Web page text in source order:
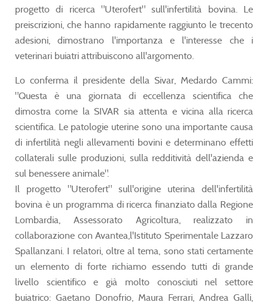
progetto di ricerca "Uterofert" sull'infertilità bovina. Le
preiscrizioni, che hanno rapidamente raggiunto le trecento
adesioni, dimostrano l'importanza e l'interesse che i
veterinari buiatri attribuiscono all'argomento.
Lo conferma il presidente della Sivar, Medardo Cammi:
"Questa è una giornata di eccellenza scientifica che
dimostra come la SIVAR sia attenta e vicina alla ricerca
scientifica. Le patologie uterine sono una importante causa
di infertilità negli allevamenti bovini e determinano effetti
collaterali sulle produzioni, sulla redditività dell'azienda e
sul benessere animale".
Il progetto "Uterofert" sull'origine uterina dell'infertilità
bovina è un programma di ricerca finanziato dalla Regione
Lombardia, Assessorato Agricoltura, realizzato in
collaborazione con Avantea,l'Istituto Sperimentale Lazzaro
Spallanzani. I relatori, oltre al tema, sono stati certamente
un elemento di forte richiamo essendo tutti di grande
livello scientifico e già molto conosciuti nel settore
buiatrico: Gaetano Donofrio, Maura Ferrari, Andrea Galli,